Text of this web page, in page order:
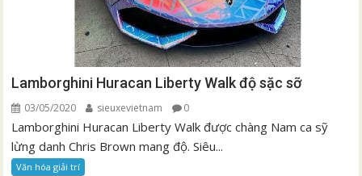
Lamborghini Huracan Liberty Walk độ sặc sỡ
03/05/2020 sieuxevietnam 0
Lamborghini Huracan Liberty Walk được chàng Nam ca sỹ
lừng danh Chris Brown mang độ. Siêu...
Văn hóa giải trí